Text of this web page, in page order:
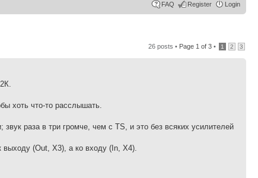
FAQ Register Login
26 posts • Page 1 of 3 • 1 2 3
хоть что-то расслышать.
раза в три громче, чем с TS, и это без всяких усилителей
(Out, X3), а ко входу (In, X4).